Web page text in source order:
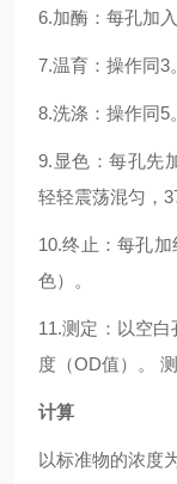
6.加酶：每孔加
7.温育：操作同3。
8.洗涤：操作同5。
9.显色：每孔先
轻轻震荡混匀，
10.终止：每孔
色）。
11.测定：以空
度（OD值）。
计算
以标准物的浓度